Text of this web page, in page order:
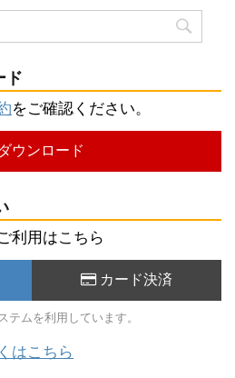
ド
をご確認ください。
ウンロード
利用はこちら
カード決済
テムを利用しています。
はこちら